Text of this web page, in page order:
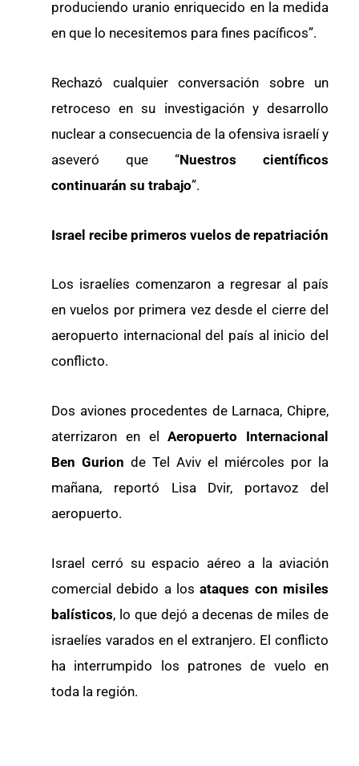
produciendo uranio enriquecido en la medida
en que lo necesitemos para fines pacíficos”.
Rechazó cualquier conversación sobre un
retroceso en su investigación y desarrollo
nuclear a consecuencia de la ofensiva israelí y
aseveró que “Nuestros científicos
continuarán su trabajo”.
Israel recibe primeros vuelos de repatriación
Los israelíes comenzaron a regresar al país
en vuelos por primera vez desde el cierre del
aeropuerto internacional del país al inicio del
conflicto.
Dos aviones procedentes de Larnaca, Chipre,
aterrizaron en elAeropuerto Internacional
Ben Gurion de Tel Aviv el miércoles por la
mañana, reportó Lisa Dvir, portavoz del
aeropuerto.
Israel cerró su espacio aéreo a la aviación
comercial debido a losataques con misiles
balísticos, lo que dejó a decenas de miles de
israelíes varados en el extranjero. El conflicto
ha interrumpido los patrones de vuelo en
toda la región.